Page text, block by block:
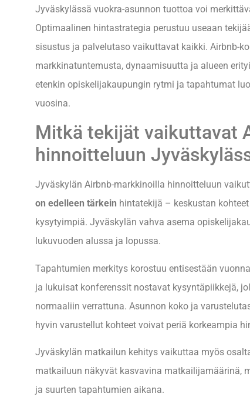
Jyväskylässä vuokra-asunnon tuottoa voi
Optimaalinen hintastrategia perustuu useaan
sisustus ja palvelutaso vaikuttavat kaikki. Airbnb-
markkinatuntemusta, dynaamisuutta ja alueen
etenkin opiskelijakaupungin rytmi ja tapahtumat
vuosina.
Mitkä tekijät vaikuttavat
hinnoitteluun
Jyväskylän Airbnb-markkinoilla hinnoitteluun
on edelleen tärkein hintatekijä – keskustan
kysytyimpiä. Jyväskylän vahva asema
lukuvuoden alussa ja lopussa.
Tapahtumien merkitys korostuu entisestään
ja lukuisat konferenssit nostavat kysyntäpiikkejä,
normaaliin verrattuna. Asunnon koko ja
hyvin varustellut kohteet voivat periä korkeampia
Jyväskylän matkailun kehitys vaikuttaa myös
matkailuun näkyvät kasvavina matkailijamäärinä,
ja suurten tapahtumien aikana.